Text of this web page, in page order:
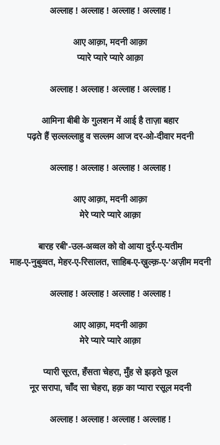
अल्लाह ! अल्लाह ! अल्लाह ! अल्लाह !
आए आक़ा, मदनी आक़ा
प्यारे प्यारे प्यारे आक़ा
अल्लाह ! अल्लाह ! अल्लाह ! अल्लाह !
आमिना बीबी के गुलशन में आई है ताज़ा बहार
पढ़ते हैं स़ल्लल्लाहु व सल्लम आज दर-ओ-दीवार मदनी
अल्लाह ! अल्लाह ! अल्लाह ! अल्लाह !
आए आक़ा, मदनी आक़ा
मेरे प्यारे प्यारे आक़ा
बारह रबी'-उल-अव्वल को वो आया दुर्र-ए-यतीम
माह-ए-नुबुव्वत, मेहर-ए-रिसालत, साहिब-ए-ख़ुल्क़-ए-'अज़ीम मदनी
अल्लाह ! अल्लाह ! अल्लाह ! अल्लाह !
आए आक़ा, मदनी आक़ा
मेरे प्यारे प्यारे आक़ा
प्यारी सूरत, हँसता चेहरा, मुँह से झड़ते फूल
नूर सरापा, चाँद सा चेहरा, हक़ का प्यारा रसूल मदनी
अल्लाह ! अल्लाह ! अल्लाह ! अल्लाह !